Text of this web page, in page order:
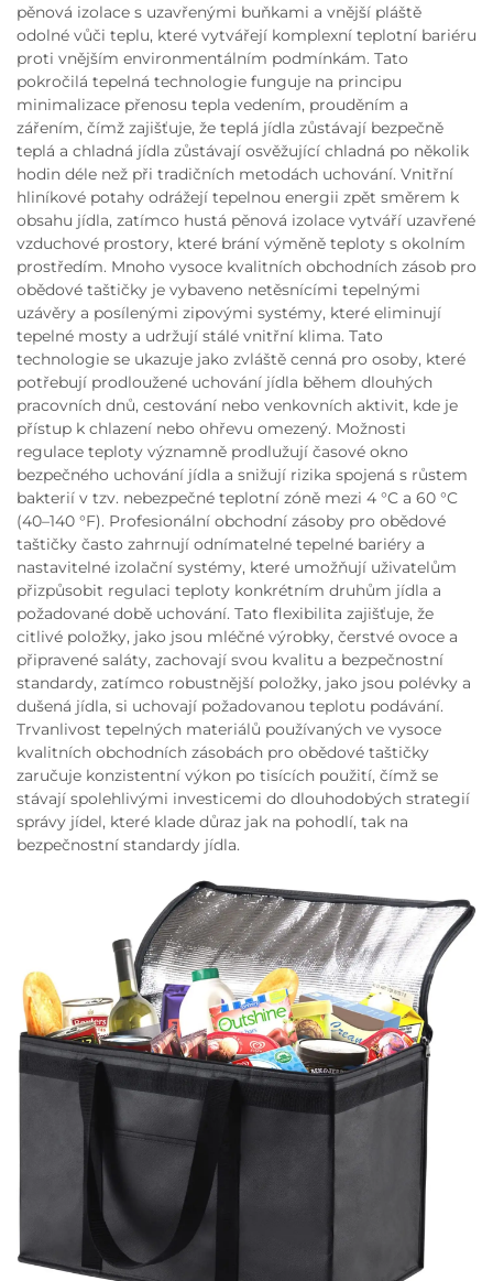
pěnová izolace s uzavřenými buňkami a vnější pláště
odolné vůči teplu, které vytvářejí komplexní teplotní bariéru
proti vnějším environmentálním podmínkám. Tato
pokročilá tepelná technologie funguje na principu
minimalizace přenosu tepla vedením, prouděním a
zářením, čímž zajišťuje, že teplá jídla zůstávají bezpečně
teplá a chladná jídla zůstávají osvěžující chladná po několik
hodin déle než při tradičních metodách uchování. Vnitřní
hliníkové potahy odrážejí tepelnou energii zpět směrem k
obsahu jídla, zatímco hustá pěnová izolace vytváří uzavřené
vzduchové prostory, které brání výměně teploty s okolním
prostředím. Mnoho vysoce kvalitních obchodních zásob pro
obědové taštičky je vybaveno netěsnícími tepelnými
uzávěry a posílenými zipovými systémy, které eliminují
tepelné mosty a udržují stálé vnitřní klima. Tato
technologie se ukazuje jako zvláště cenná pro osoby, které
potřebují prodloužené uchování jídla během dlouhých
pracovních dnů, cestování nebo venkovních aktivit, kde je
přístup k chlazení nebo ohřevu omezený. Možnosti
regulace teploty významně prodlužují časové okno
bezpečného uchování jídla a snižují rizika spojená s růstem
bakterií v tzv. nebezpečné teplotní zóně mezi 4 °C a 60 °C
(40–140 °F). Profesionální obchodní zásoby pro obědové
taštičky často zahrnují odnímatelné tepelné bariéry a
nastavitelné izolační systémy, které umožňují uživatelům
přizpůsobit regulaci teploty konkrétním druhům jídla a
požadované době uchování. Tato flexibilita zajišťuje, že
citlivé položky, jako jsou mléčné výrobky, čerstvé ovoce a
připravené saláty, zachovají svou kvalitu a bezpečnostní
standardy, zatímco robustnější položky, jako jsou polévky a
dušená jídla, si uchovají požadovanou teplotu podávání.
Trvanlivost tepelných materiálů používaných ve vysoce
kvalitních obchodních zásobách pro obědové taštičky
zaručuje konzistentní výkon po tisících použití, čímž se
stávají spolehlivými investicemi do dlouhodobých strategií
správy jídel, které klade důraz jak na pohodlí, tak na
bezpečnostní standardy jídla.